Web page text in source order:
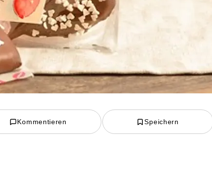
Kommentieren Speichern